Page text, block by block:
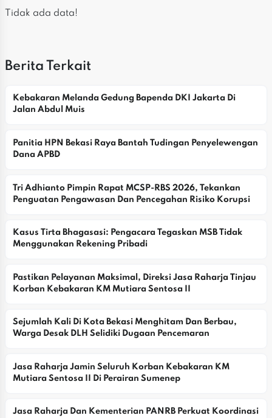
Tidak ada data!
Berita Terkait
Kebakaran Melanda Gedung Bapenda DKI Jakarta Di
Jalan Abdul Muis
Panitia HPN Bekasi Raya Bantah Tudingan Penyelewengan
Dana APBD
Tri Adhianto Pimpin Rapat MCSP-RBS 2026, Tekankan
Penguatan Pengawasan Dan Pencegahan Risiko Korupsi
Kasus Tirta Bhagasasi: Pengacara Tegaskan MSB Tidak
Menggunakan Rekening Pribadi
Pastikan Pelayanan Maksimal, Direksi Jasa Raharja Tinjau
Korban Kebakaran KM Mutiara Sentosa II
Sejumlah Kali Di Kota Bekasi Menghitam Dan Berbau,
Warga Desak DLH Selidiki Dugaan Pencemaran
Jasa Raharja Jamin Seluruh Korban Kebakaran KM
Mutiara Sentosa II Di Perairan Sumenep
Jasa Raharja Dan Kementerian PANRB Perkuat Koordinasi